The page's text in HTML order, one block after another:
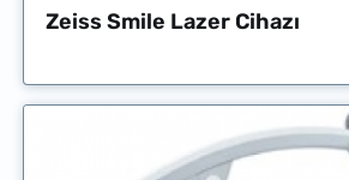
Zeiss Smile Lazer Cihazı